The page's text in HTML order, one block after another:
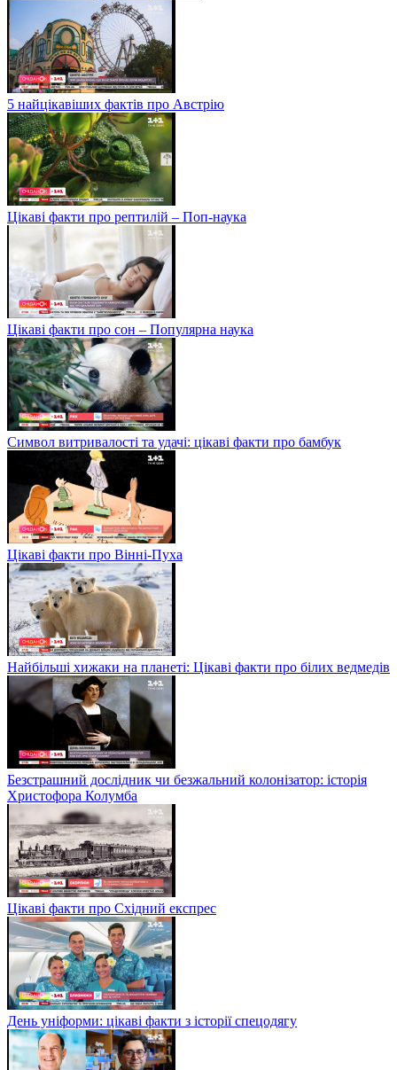
5 найцікавіших фактів про Австрію
Цікаві факти про рептилій – Поп-наука
Цікаві факти про сон – Популярна наука
Символ витривалості та удачі: цікаві факти про бамбук
Цікаві факти про Вінні-Пуха
Найбільші хижаки на планеті: Цікаві факти про білих ведмедів
Безстрашний дослідник чи безжальний колонізатор: історія
Христофора Колумба
Цікаві факти про Східний експрес
День уніформи: цікаві факти з історії спецодягу